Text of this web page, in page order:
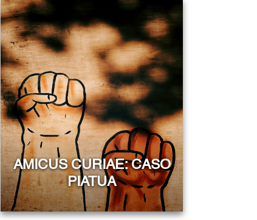
AMICUS CURIAE: CASO
PIATUA